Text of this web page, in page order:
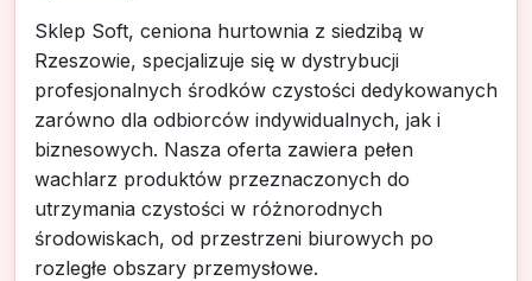
Sklep Soft, ceniona hurtownia z siedzibą w
Rzeszowie, specjalizuje się w dystrybucji
profesjonalnych środków czystości dedykowanych
zarówno dla odbiorców indywidualnych, jak i
biznesowych. Nasza oferta zawiera pełen
wachlarz produktów przeznaczonych do
utrzymania czystości w różnorodnych
środowiskach, od przestrzeni biurowych po
rozległe obszary przemysłowe.